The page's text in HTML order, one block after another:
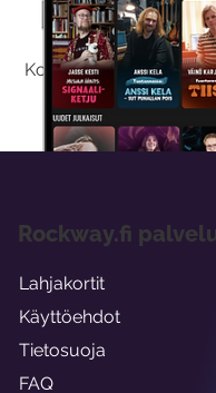
Kokeilemalla
Rockway.fi
Lahjakortit
Käyttöehdot
Tietosuoja
FAQ